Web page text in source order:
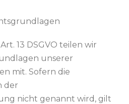
13 DSGVO teilen wir
unserer
mit. Sofern die
der
nicht genannt wird, gilt